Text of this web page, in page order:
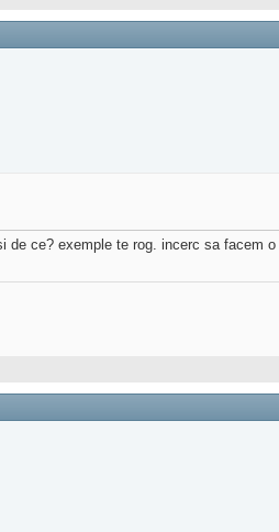
de ce? exemple te rog. incerc sa facem